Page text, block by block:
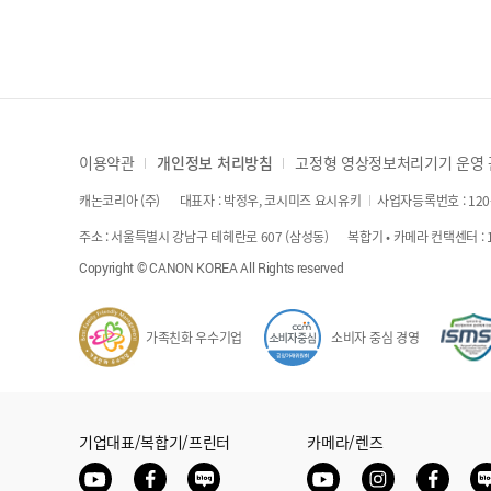
이용약관 개인정보 처리방침 고정형 영상정보처리기기 운영
캐논코리아 (주) 대표자 : 박정우, 코시미즈 요시유키
사업자등록번호 :
주소 : 서울특별시 강남구 테헤란로 607 (삼성동)
복합기 • 카메라 컨택센터
Copyright © CANON KOREA All Rights reserved
가족친화 우수기업 소비자 중심 경영
기업대표/복합기/프린터 카메라/렌즈